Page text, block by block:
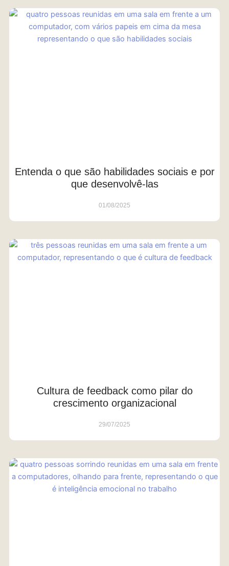
Entenda o que são habilidades sociais e por
que desenvolvê-las
01/08/2025
Cultura de feedback como pilar do
crescimento organizacional
29/07/2025